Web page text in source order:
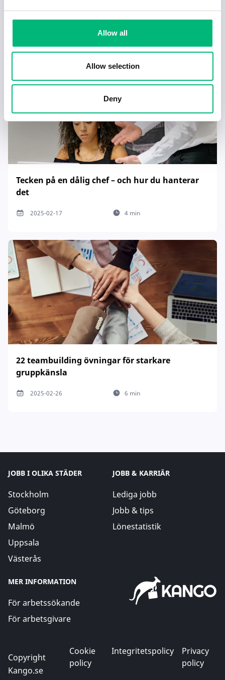
Allow all
Allow selection
Deny
Jobb för dig som är introvert
5 min
Tecken på en dålig chef – och hur du hanterar
det
2025-02-17 4 min
22 teambuilding övningar för starkare
gruppkänsla
2025-02-26 6 min
JOBB I OLIKA STÄDER
Stockholm
Göteborg
Malmö
Uppsala
Västerås
JOBB & KARRIÄR
Lediga jobb
Jobb & tips
Lönestatistik
MER INFORMATION
För arbetssökande
För arbetsgivare
Copyright
Kango.se
Cookie
policy
Integritetspolicy
Privacy
policy